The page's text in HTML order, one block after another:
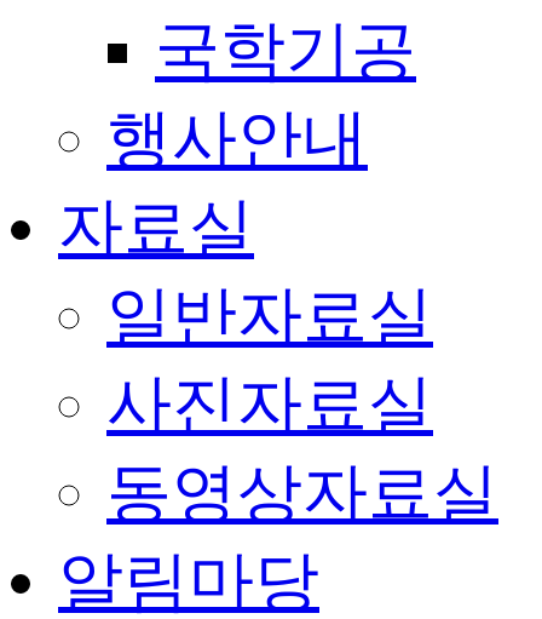
국학기공
행사안내
자료실
일반자료실
사진자료실
동영상자료실
알림마당